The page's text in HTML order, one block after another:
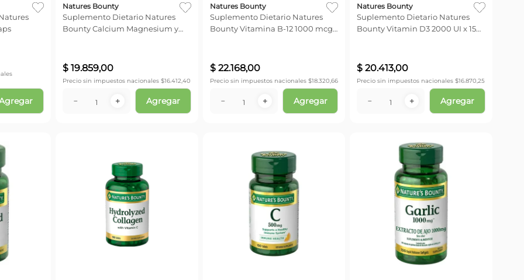
Natures Bounty
Suplemento Dietario Natures
Bounty Calcium Magnesium y
$ 19.859,00
Precio sin impuestos nacionales $16.412,40
＋
－ Agregar
Natures Bounty
Suplemento Dietario Natures
Bounty Vitamina B-12 1000 mcg
$ 22.168,00
Precio sin impuestos nacionales $18.320,66
＋
－ Agregar
Natures Bounty
Suplemento Dietario Natures
Bounty Vitamin D3 2000 UI x 150
$ 20.413,00
Precio sin impuestos nacionales $16.870,25
＋
－ Agregar